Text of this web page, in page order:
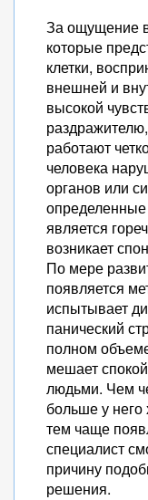
За ощущение
которые
клетки,
внешней и
высокой
работают
человека
органов или
является
возникает
По мере
появляется
испытывает
панический
полном
мешает
людьми. Чем
больше у него
тем чаще
специалист
причину
решения.